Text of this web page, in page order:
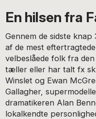
En hilsen fra
Gennem de sidste
af de mest
velbeslåede folk fra
tæller eller har talt fx
Winslet og Ewan
Gallagher,
dramatikeren Alan
lokalkendte